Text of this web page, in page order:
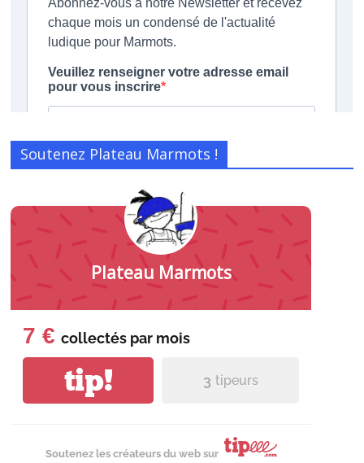
Soutenez Plateau Marmots !
Plateau Marmots
7 € collectés par mois
tip! 3 tipeurs
Soutenez les créateurs du web sur